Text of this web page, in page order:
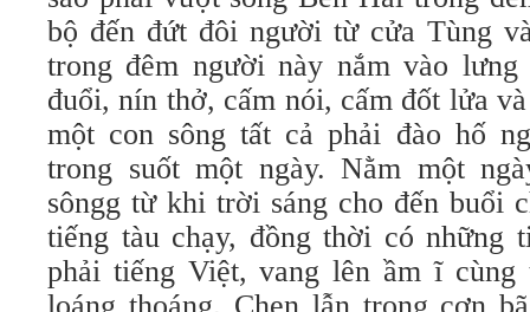
bộ đến đứt đôi người từ cửa Tùng
trong đêm người này nắm vào
đuổi, nín thở, cấm nói, cấm đốt lửa
một con sông tất cả phải đào hố
trong suốt một ngày. Nằm một
sôngg từ khi trời sáng cho đến buổi
tiếng tàu chạy, đồng thời có những
phải tiếng Việt, vang lên ầm ĩ cùng